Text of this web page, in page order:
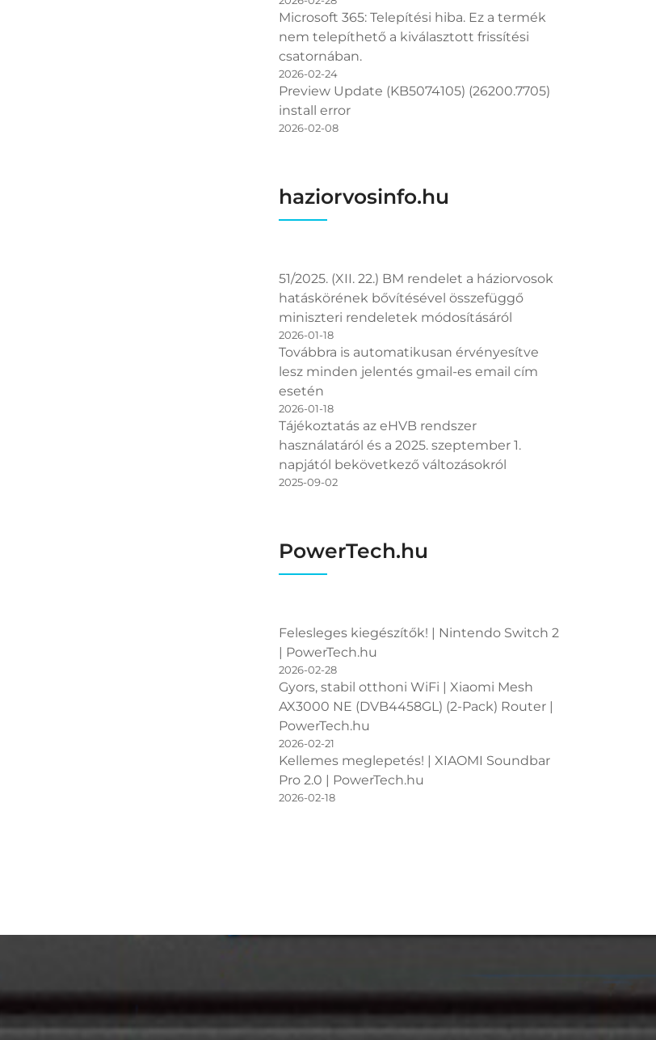
Microsoft 365: Telepítési hiba. Ez a termék
nem telepíthető a kiválasztott frissítési
csatornában.
2026-02-24
Preview Update (KB5074105) (26200.7705)
install error
2026-02-08
haziorvosinfo.hu
51/2025. (XII. 22.) BM rendelet a háziorvosok
hatáskörének bővítésével összefüggő
miniszteri rendeletek módosításáról
2026-01-18
Továbbra is automatikusan érvényesítve
lesz minden jelentés gmail-es email cím
esetén
2026-01-18
Tájékoztatás az eHVB rendszer
használatáról és a 2025. szeptember 1.
napjától bekövetkező változásokról
2025-09-02
PowerTech.hu
Felesleges kiegészítők! | Nintendo Switch 2
| PowerTech.hu
2026-02-28
Gyors, stabil otthoni WiFi | Xiaomi Mesh
AX3000 NE (DVB4458GL) (2-Pack) Router |
PowerTech.hu
2026-02-21
Kellemes meglepetés! | XIAOMI Soundbar
Pro 2.0 | PowerTech.hu
2026-02-18